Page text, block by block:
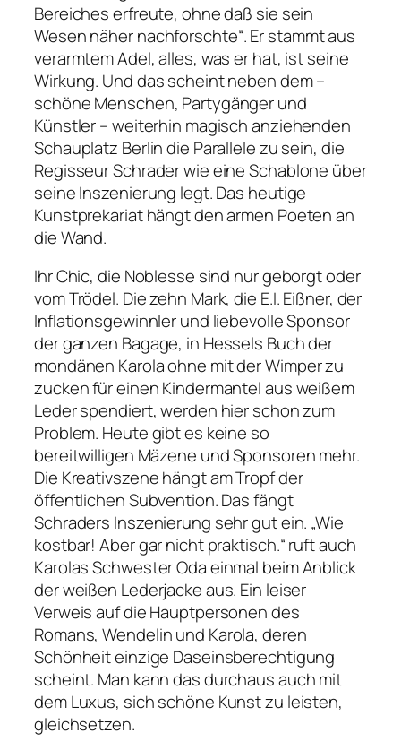
Bereiches erfreute, ohne daß sie sein
Wesen näher nachforschte“. Er stammt aus
verarmtem Adel, alles, was er hat, ist seine
Wirkung. Und das scheint neben dem –
schöne Menschen, Partygänger und
Künstler – weiterhin magisch anziehenden
Schauplatz Berlin die Parallele zu sein, die
Regisseur Schrader wie eine Schablone über
seine Inszenierung legt. Das heutige
Kunstprekariat hängt den armen Poeten an
die Wand.
Ihr Chic, die Noblesse sind nur geborgt oder
vom Trödel. Die zehn Mark, die E.I. Eißner, der
Inflationsgewinnler und liebevolle Sponsor
der ganzen Bagage, in Hessels Buch der
mondänen Karola ohne mit der Wimper zu
zucken für einen Kindermantel aus weißem
Leder spendiert, werden hier schon zum
Problem. Heute gibt es keine so
bereitwilligen Mäzene und Sponsoren mehr.
Die Kreativszene hängt am Tropf der
öffentlichen Subvention. Das fängt
Schraders Inszenierung sehr gut ein. „Wie
kostbar! Aber gar nicht praktisch.“ruft auch
Karolas Schwester Oda einmal beim Anblick
der weißen Lederjacke aus. Ein leiser
Verweis auf die Hauptpersonen des
Romans, Wendelin und Karola, deren
Schönheit einzige Daseinsberechtigung
scheint. Man kann das durchaus auch mit
dem Luxus, sich schöne Kunst zu leisten,
gleichsetzen.